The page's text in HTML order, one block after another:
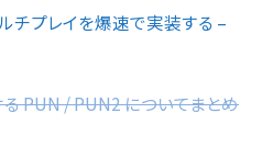
チプレイを爆速で実装する –
PUN / PUN2 についてまとめ